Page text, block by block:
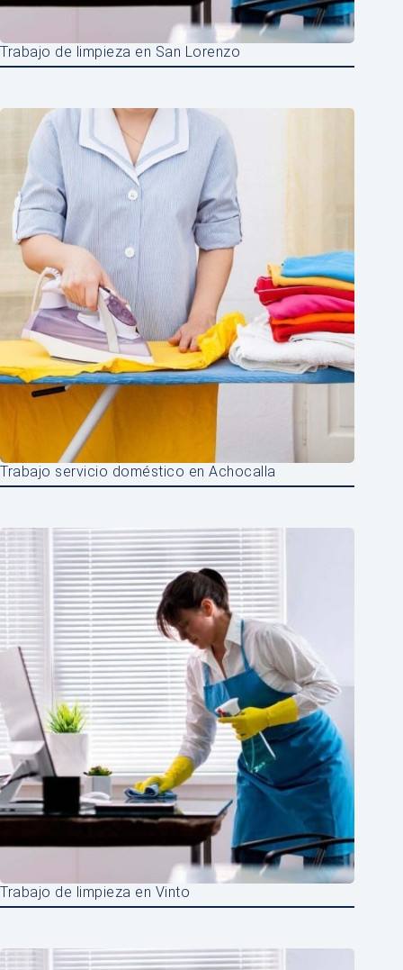
Trabajo de limpieza en San Lorenzo
Trabajo servicio doméstico en Achocalla
Trabajo de limpieza en Vinto